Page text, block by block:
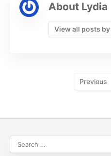
About Lydia
View all posts by
Previous